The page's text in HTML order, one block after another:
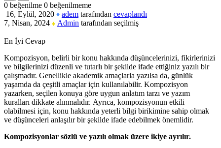
0 beğenilme 0 beğenilmeme
16, Eylül, 2020 ♦ adem tarafından cevaplandı
7, Nisan, 2024 ♦ Admin tarafından seçilmiş
En İyi Cevap
Kompozisyon, belirli bir konu hakkında düşüncelerinizi, fikirlerinizi
ve bilgilerinizi düzenli ve tutarlı bir şekilde ifade ettiğiniz yazılı bir
çalışmadır. Genellikle akademik amaçlarla yazılsa da, günlük
yaşamda da çeşitli amaçlar için kullanılabilir. Kompozisyon
yazarken, seçilen konuya göre uygun anlatım tarzı ve yazım
kuralları dikkate alınmalıdır. Ayrıca, kompozisyonun etkili
olabilmesi için, konu hakkında yeterli bilgi birikimine sahip olmak
ve düşünceleri anlaşılır bir şekilde ifade edebilmek önemlidir.
Kompozisyonlar sözlü ve yazılı olmak üzere ikiye ayrılır.